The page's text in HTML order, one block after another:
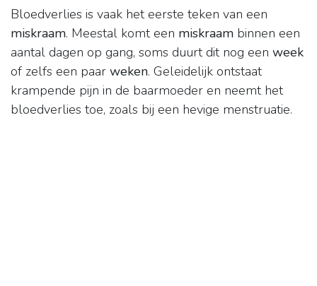
Bloedverlies is vaak het eerste teken van een
miskraam. Meestal komt een miskraam binnen een
aantal dagen op gang, soms duurt dit nog een week
of zelfs een paar weken. Geleidelijk ontstaat
krampende pijn in de baarmoeder en neemt het
bloedverlies toe, zoals bij een hevige menstruatie.